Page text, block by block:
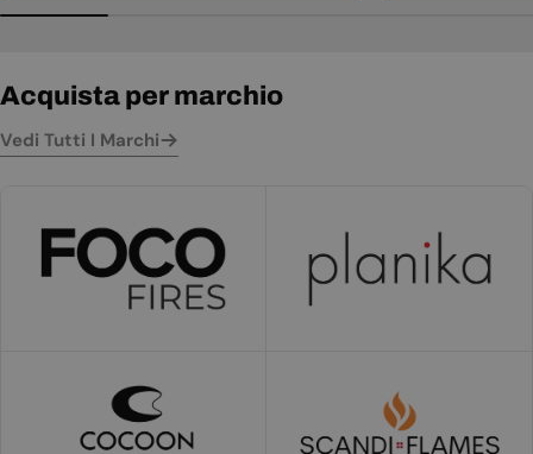
Acquista per marchio
Vedi Tutti I Marchi